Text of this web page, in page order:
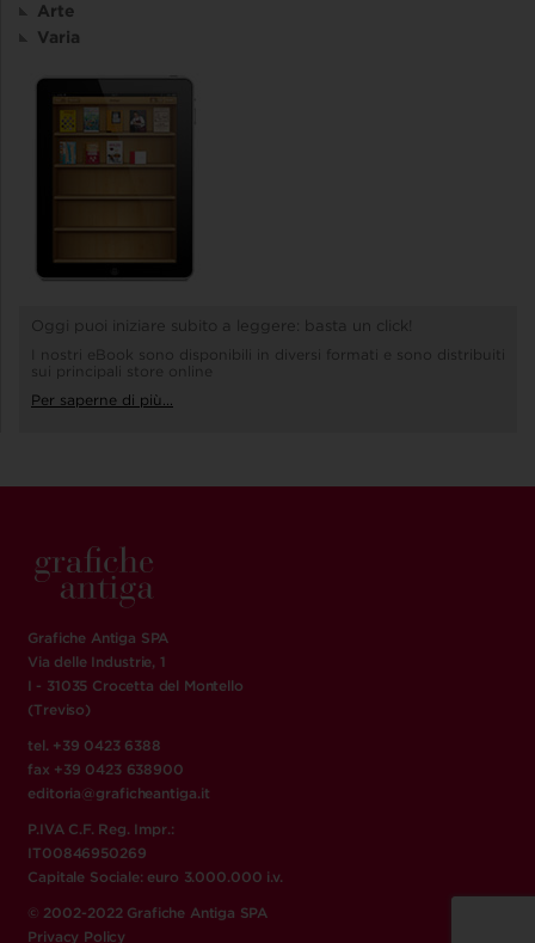
Arte
Varia
Oggi puoi iniziare subito a leggere: basta un click!
I nostri eBook sono disponibili in diversi formati e sono distribuiti
sui principali store online
Per saperne di più...
Grafiche Antiga SPA
Via delle Industrie, 1
I - 31035 Crocetta del Montello
(Treviso)
tel. +39 0423 6388
fax +39 0423 638900
editoria@graficheantiga.it
P.IVA C.F. Reg. Impr.:
IT00846950269
Capitale Sociale: euro 3.000.000 i.v.
© 2002-2022 Grafiche Antiga SPA
Privacy Policy